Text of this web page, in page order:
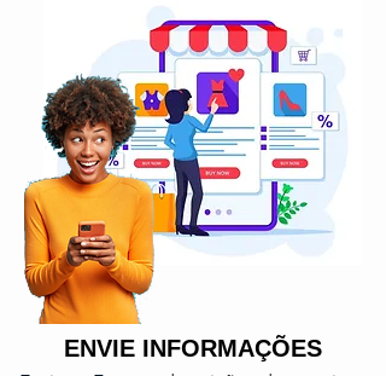
ENVIE INFORMAÇÕES